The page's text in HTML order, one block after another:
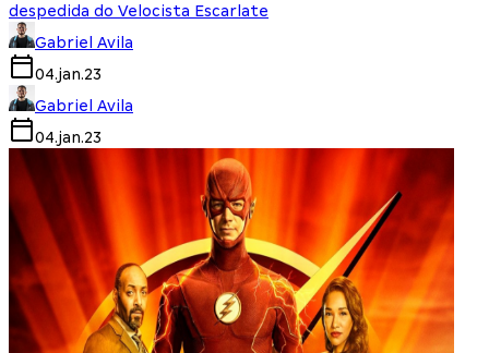
despedida do Velocista Escarlate
Gabriel Avila
04.jan.23
Gabriel Avila
04.jan.23